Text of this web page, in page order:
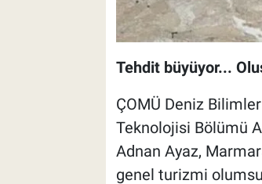
Tehdit büyüyor...
ÇOMÜ Deniz
Teknolojisi Bölümü
Adnan Ayaz,
genel turizmi